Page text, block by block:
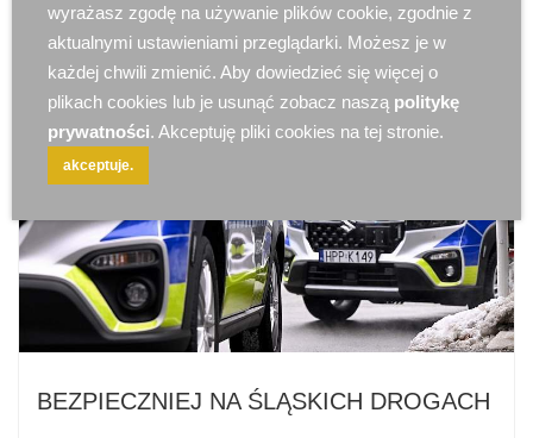
BEZPIECZNIEJ NA ŚLĄSKICH DROGACH
wyrażasz zgodę na używanie plików cookie, zgodnie z
aktualnymi ustawieniami przeglądarki. Możesz je w
każdej chwili zmienić. Aby dowiedzieć się więcej o
plikach cookies lub je usunąć zobacz naszą politykę
prywatności. Akceptuję pliki cookies na tej stronie.
akceptuje.